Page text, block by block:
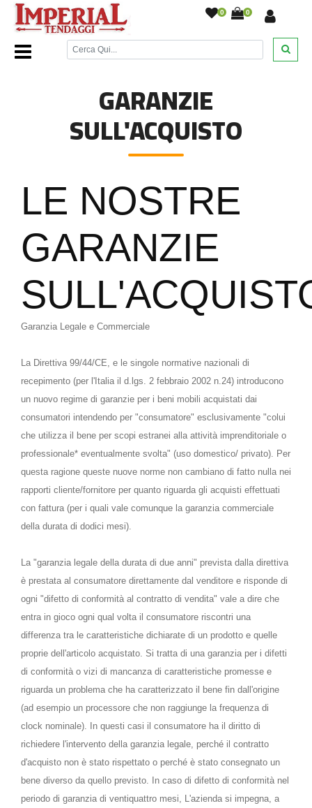
0 0
Home Page/Garanzie Sull'acquisto/
GARANZIE
SULL'ACQUISTO
LE NOSTRE
GARANZIE
Garanzia Legale e Commerciale
La Direttiva 99/44/CE, e le singole normative nazionali di
recepimento (per l'Italia il d.lgs. 2 febbraio 2002 n.24) introducono
un nuovo regime di garanzie per i beni mobili acquistati dai
consumatori intendendo per "consumatore" esclusivamente "colui
che utilizza il bene per scopi estranei alla attività imprenditoriale o
professionale* eventualmente svolta" (uso domestico/ privato). Per
questa ragione queste nuove norme non cambiano di fatto nulla nei
rapporti cliente/fornitore per quanto riguarda gli acquisti effettuati
con fattura (per i quali vale comunque la garanzia commerciale
della durata di dodici mesi).
La "garanzia legale della durata di due anni" prevista dalla direttiva
è prestata al consumatore direttamente dal venditore e risponde di
ogni "difetto di conformità al contratto di vendita" vale a dire che
entra in gioco ogni qual volta il consumatore riscontri una
differenza tra le caratteristiche dichiarate di un prodotto e quelle
proprie dell'articolo acquistato. Si tratta di una garanzia per i difetti
di conformità o vizi di mancanza di caratteristiche promesse e
riguarda un problema che ha caratterizzato il bene fin dall'origine
(ad esempio un processore che non raggiunge la frequenza di
clock nominale). In questi casi il consumatore ha il diritto di
richiedere l'intervento della garanzia legale, perché il contratto
d'acquisto non è stato rispettato o perché è stato consegnato un
bene diverso da quello previsto. In caso di difetto di conformità nel
periodo di garanzia di ventiquattro mesi, L'azienda si impegna, a